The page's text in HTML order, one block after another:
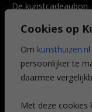
Cookies op
Om kunsthuizen.nl
persoonlijker te
daarmee
Met deze cookies
De kunstcadeaubon
Voordelen
Veelgestelde vragen
CONTACT